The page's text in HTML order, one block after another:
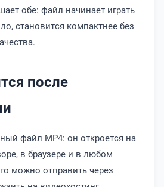
обе: файл начинает играть
становится компактнее без
после
файл MP4: он откроется на
в браузере и в любом
можно отправить через